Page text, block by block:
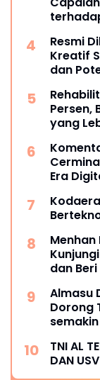
Resmi
Kreatif
dan
Persen,
yang
Era
Menhan
dan
Almasu
Dorong
TNI AL
DAN USV